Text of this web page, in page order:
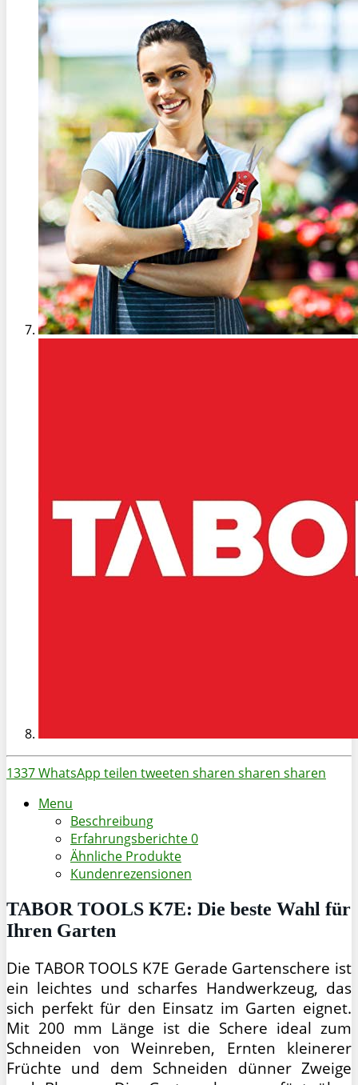
1337WhatsApp teilen tweeten sharen sharen sharen
Menu
Beschreibung
Erfahrungsberichte0
Ähnliche Produkte
Kundenrezensionen
TABOR TOOLS K7E: Die beste Wahl für
Ihren Garten
Die TABOR TOOLS K7E Gerade Gartenschere ist
ein leichtes und scharfes Handwerkzeug, das
sich perfekt für den Einsatz im Garten eignet.
Mit 200 mm Länge ist die Schere ideal zum
Schneiden von Weinreben, Ernten kleinerer
Früchte und dem Schneiden dünner Zweige